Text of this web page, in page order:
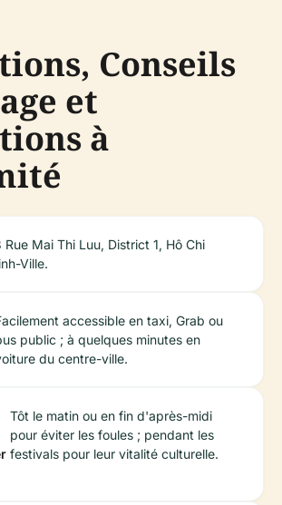
Conseils
et
à
Rue Mai Thi Luu, District 1, Hô Chi
Ville.
accessible en taxi, Grab ou
public ; à quelques minutes en
du centre-ville.
Tôt le matin ou en fin d'après-midi
pour éviter les foules ; pendant les
festivals pour leur vitalité culturelle.